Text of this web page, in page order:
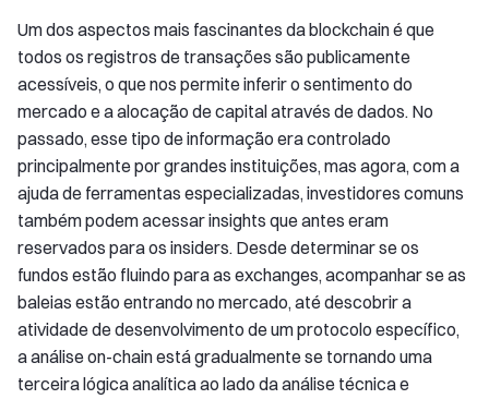
Um dos aspectos mais fascinantes da blockchain é que
todos os registros de transações são publicamente
acessíveis, o que nos permite inferir o sentimento do
mercado e a alocação de capital através de dados. No
passado, esse tipo de informação era controlado
principalmente por grandes instituições, mas agora, com a
ajuda de ferramentas especializadas, investidores comuns
também podem acessar insights que antes eram
reservados para os insiders. Desde determinar se os
fundos estão fluindo para as exchanges, acompanhar se as
baleias estão entrando no mercado, até descobrir a
atividade de desenvolvimento de um protocolo específico,
a análise on-chain está gradualmente se tornando uma
terceira lógica analítica ao lado da análise técnica e